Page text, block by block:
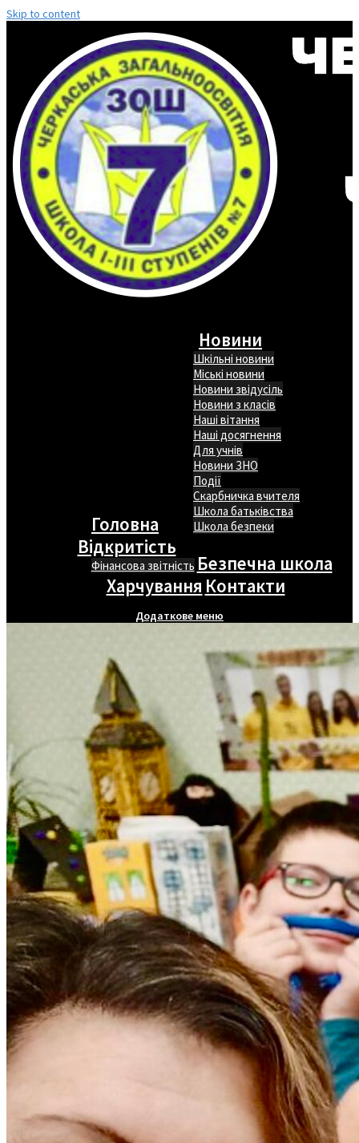
Skip to content
Головна
Новини
Шкільні новини
Міські новини
Новини звідусіль
Новини з класів
Наші вітання
Наші досягнення
Для учнів
Новини ЗНО
Події
Скарбничка вчителя
Школа батьківства
Школа безпеки
Відкритість
Фінансова звітність Безпечна школа
Харчування Контакти
Додаткове меню